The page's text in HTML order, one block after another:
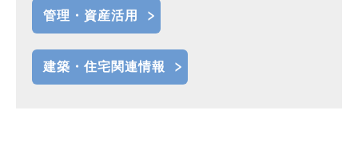
管理・資産活用
建築・住宅関連情報